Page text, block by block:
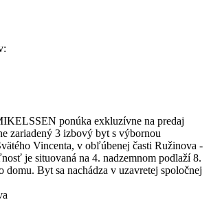
ponúka exkluzívne na predaj
zariadený 3 izbový byt s výbornou
Vincenta, v obľúbenej časti Ružinova -
je situovaná na 4. nadzemnom podlaží 8.
domu. Byt sa nachádza v uzavretej spoločnej